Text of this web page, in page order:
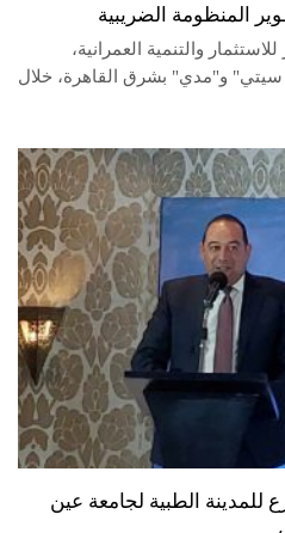
المنظومة الضريبية
والتنمية العمرانية،
سيتي" و"مدي" بشرق القاهرة، خلال
جنيه تبرع للمدينة الطبية لجامعة عين